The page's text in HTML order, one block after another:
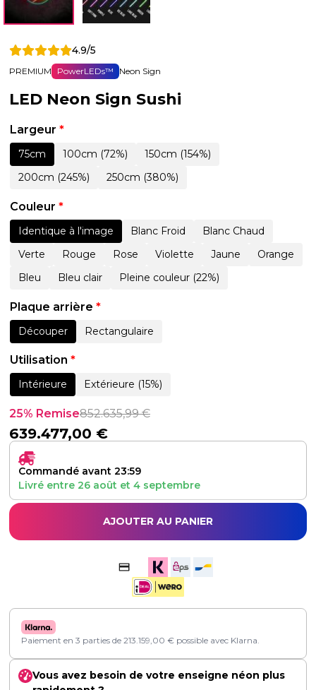
4.9/5
PREMIUM PowerLEDs™ Neon Sign
LED Neon Sign Sushi
Largeur *
75cm 100cm (72%)
150cm (154%)
200cm (245%)
250cm (380%)
Couleur *
Identique à l'image Blanc Froid
Blanc Chaud
Verte
Rouge Rose Violette Jaune
Orange
Bleu
Bleu clair Pleine couleur (22%)
Plaque arrière *
Découper Rectangulaire
Utilisation *
Intérieure Extérieure (15%)
25% Remise852.635,99€
639.477,00 €
Commandé avant 23:59
Livré entre 26 août et 4 septembre
AJOUTER AU PANIER
Paiement en 3 parties de 213.159,00 € possible avec Klarna.
Vous avez besoin de votre enseigne néon plus